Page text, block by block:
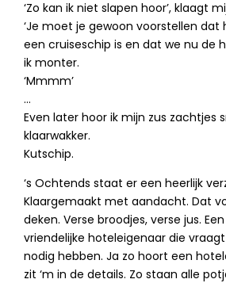
‘Zo kan ik niet slapen hoor’, klaagt
‘Je moet je gewoon voorstellen
een cruiseschip is en dat we nu de
ik monter.
‘Mmmm’
…
Even later hoor ik mijn zus zachtjes
klaarwakker.
Kutschip.
‘s Ochtends staat er een heerlijk
Klaargemaakt met aandacht. Dat
deken. Verse broodjes, verse jus.
vriendelijke hoteleigenaar die
nodig hebben. Ja zo hoort een
zit ‘m in de details. Zo staan alle